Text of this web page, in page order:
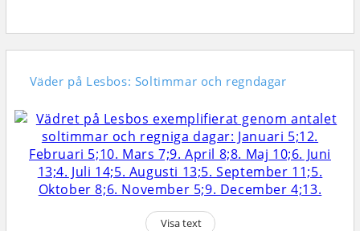
Väder på Lesbos: Soltimmar och regndagar
Visa text